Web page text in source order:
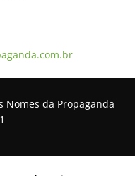
Nomes da Propaganda